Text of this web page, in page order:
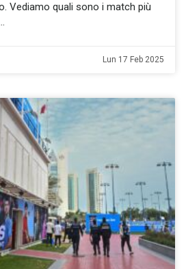
Vediamo quali sono i match più
Lun 17 Feb 2025